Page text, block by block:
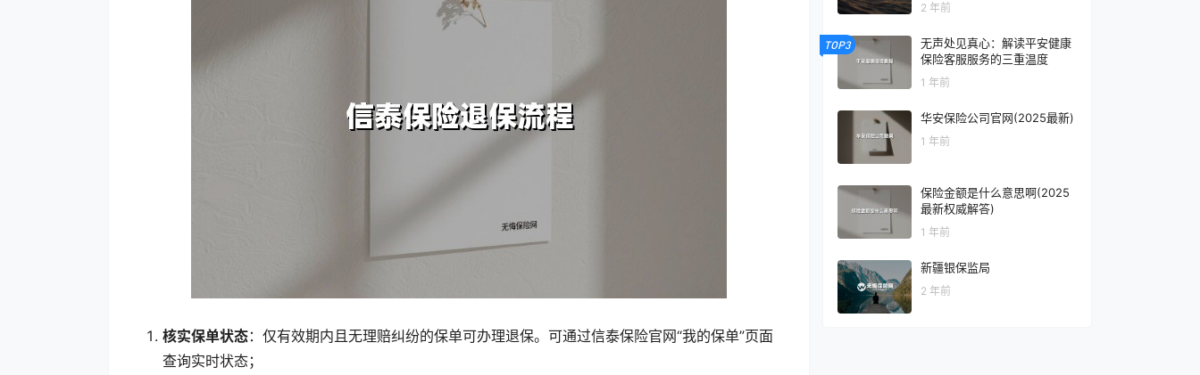
核实保单状态：仅有效期内且无理赔纠纷的保单可办理退保。可通过信泰保险官网“我的保单”页面
查询实时状态；
2 年前
TOP3
无声处见真心：解读平安健康
保险客服服务的三重温度
1 年前
华安保险公司官网(2025最新)
1 年前
保险金额是什么意思啊(2025
最新权威解答)
1 年前
新疆银保监局
2 年前